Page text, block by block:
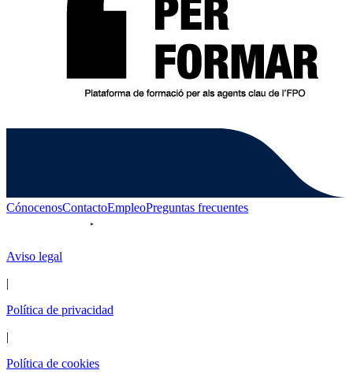
CónocenosContactoEmpleoPreguntas frecuentes
Aviso legal
|
Política de privacidad
|
Política de cookies